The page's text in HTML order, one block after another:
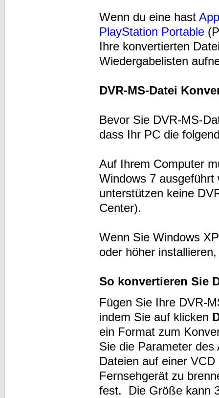
Wenn du eine hast
PlayStation Portable
Ihre konvertierten
Wiedergabelisten
DVR-MS-Datei
Bevor Sie DVR-MS-
dass Ihr PC die
Auf Ihrem Computer
Windows 7
unterstützen keine
Center).
Wenn Sie Windows
oder höher
So konvertieren Sie
Fügen Sie Ihre DVR-
indem Sie auf klicken
ein Format zum
Sie die Parameter
Dateien auf einer
Fernsehgerät zu
fest. Die Größe kann